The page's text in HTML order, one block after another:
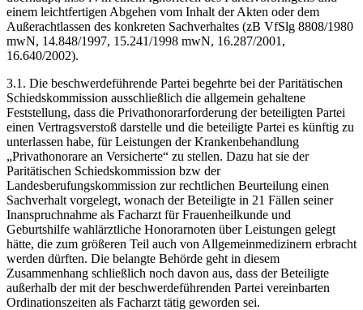
einem leichtfertigen Abgehen vom Inhalt der Akten oder dem
Außerachtlassen des konkreten Sachverhaltes (zB VfSlg 8808/1980
mwN, 14.848/1997, 15.241/1998 mwN, 16.287/2001,
16.640/2002).
3.1. Die beschwerdeführende Partei begehrte bei der Paritätischen
Schiedskommission ausschließlich die allgemein gehaltene
Feststellung, dass die Privathonorarforderung der beteiligten Partei
einen Vertragsverstoß darstelle und die beteiligte Partei es künftig zu
unterlassen habe, für Leistungen der Krankenbehandlung
„Privathonorare an Versicherte“ zu stellen. Dazu hat sie der
Paritätischen Schiedskommission bzw der
Landesberufungskommission zur rechtlichen Beurteilung einen
Sachverhalt vorgelegt, wonach der Beteiligte in 21 Fällen seiner
Inanspruchnahme als Facharzt für Frauenheilkunde und
Geburtshilfe wahlärztliche Honorarnoten über Leistungen gelegt
hätte, die zum größeren Teil auch von Allgemeinmedizinern erbracht
werden dürften. Die belangte Behörde geht in diesem
Zusammenhang schließlich noch davon aus, dass der Beteiligte
außerhalb der mit der beschwerdeführenden Partei vereinbarten
Ordinationszeiten als Facharzt tätig geworden sei.